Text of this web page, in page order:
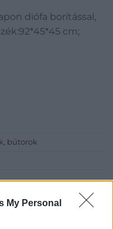
My Personal
diófa borítással,
cm;
bútorok